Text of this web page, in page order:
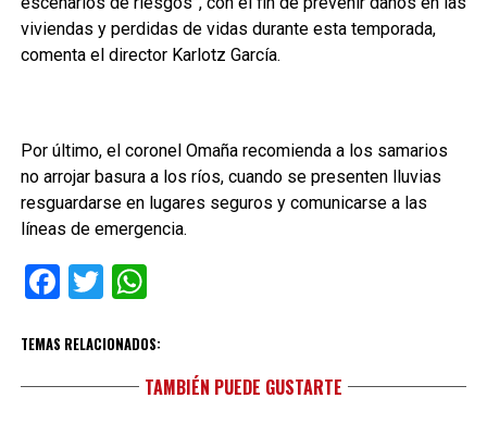
viviendas y perdidas de vidas durante esta temporada,
comenta el director Karlotz García.
Por último, el coronel Omaña recomienda a los samarios
no arrojar basura a los ríos, cuando se presenten lluvias
resguardarse en lugares seguros y comunicarse a las
líneas de emergencia.
Facebook
TwitterWhatsApp
TEMAS RELACIONADOS:
TAMBIÉN PUEDE GUSTARTE